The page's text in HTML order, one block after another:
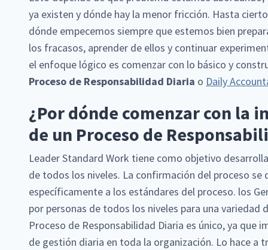
ya existen y dónde hay la menor fricción. Hasta
dónde empecemos siempre que estemos bien
los fracasos, aprender de ellos y continuar
el enfoque lógico es comenzar con lo básico y
Proceso de Responsabilidad Diaria o Daily
¿Por dónde comenzar con la
de un Proceso de
Leader Standard Work tiene como objetivo
de todos los niveles. La confirmación del proceso se
específicamente a los estándares del proceso. los
por personas de todos los niveles para una variedad
Proceso de Responsabilidad Diaria es único, ya que
de gestión diaria en toda la organización. Lo hace a